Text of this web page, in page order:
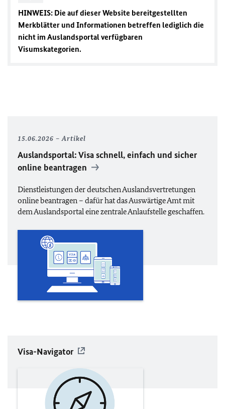
HINWEIS: Die auf dieser Website bereitgestellten
Merkblätter und Informationen betreffen lediglich die
nicht im Auslandsportal verfügbaren
Visumskategorien.
15.06.2026 Artikel
Auslandsportal: Visa schnell, einfach und sicher
online beantragen
Dienstleistungen der deutschen Auslandsvertretungen
online beantragen – dafür hat dasAuswärtige Amt mit
dem Auslandsportal eine zentrale Anlaufstelle geschaffen.
Visa-Navigator